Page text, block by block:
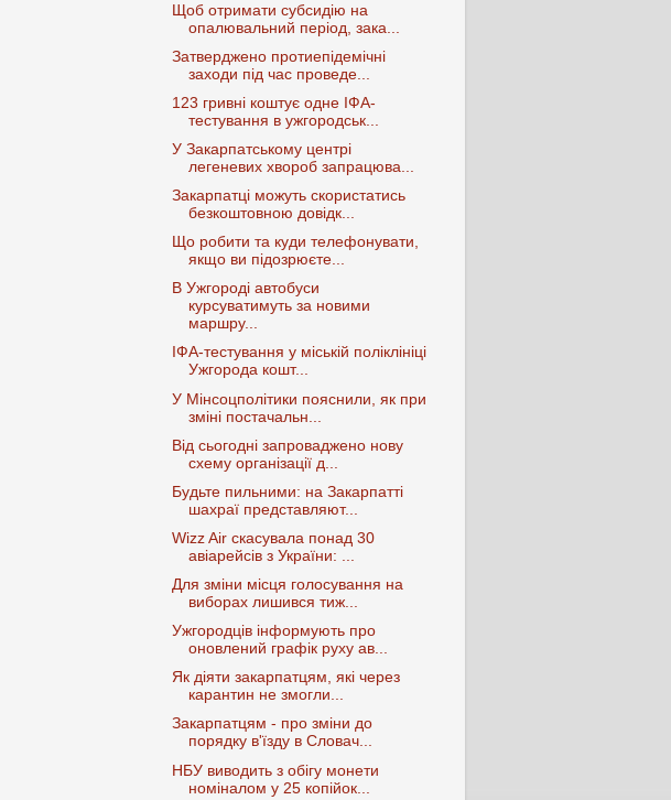
Щоб отримати субсидію на
опалювальний період, зака...
Затверджено протиепідемічні
заходи під час проведе...
123 гривні коштує одне ІФА-
тестування в ужгородськ...
У Закарпатському центрі
легеневих хвороб запрацюва...
Закарпатці можуть скористатись
безкоштовною довідк...
Що робити та куди телефонувати,
якщо ви підозрюєте...
В Ужгороді автобуси
курсуватимуть за новими
маршру...
ІФА-тестування у міській поліклініці
Ужгорода кошт...
У Мінсоцполітики пояснили, як при
зміні постачальн...
Від сьогодні запроваджено нову
схему організації д...
Будьте пильними: на Закарпатті
шахраї представляют...
Wizz Air скасувала понад 30
авіарейсів з України: ...
Для зміни місця голосування на
виборах лишився тиж...
Ужгородців інформують про
оновлений графік руху ав...
Як діяти закарпатцям, які через
карантин не змогли...
Закарпатцям - про зміни до
порядку в'їзду в Словач...
НБУ виводить з обігу монети
номіналом у 25 копійок...